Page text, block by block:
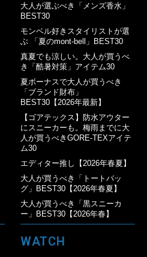
大人が選ぶべき「メンズ香水」
BEST30
モンベル好きスタイリストが選
ぶ 「夏のmont-bell」BEST30
真夏でも涼しい。大人が買うべ
き「酷暑対策」アイテム30
夏ボーナスで大人が買うべき
「ブランド財布」
BEST30【2026年最新】
【ゴアテックス】防水アウター
にスニーカーも。梅雨までに大
人が買うべきGORE-TEXアイテ
ム30
エディター推し【2026年春夏】
大人が買うべき「トートバッ
グ」BEST30【2026年春夏】
大人が買うべき「黒スニーカ
ー」BEST30【2026年春】
WATCH